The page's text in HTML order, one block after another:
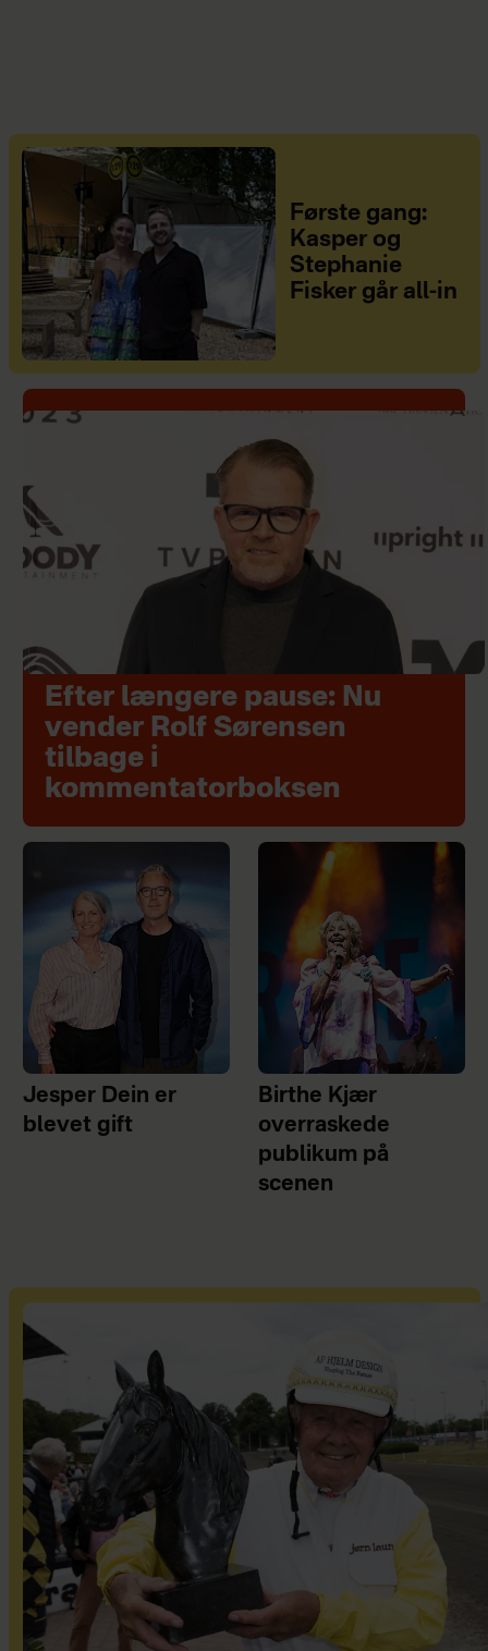
Første gang:
Kasper og
Stephanie
Fisker går all-in
Efter længere pause: Nu
vender Rolf Sørensen
tilbage i
kommentatorboksen
Jesper Dein er
blevet gift
Birthe Kjær
overraskede
publikum på
scenen